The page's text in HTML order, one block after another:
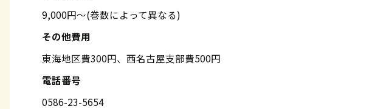
9,000円～(巻数によって異なる)
その他費用
東海地区費300円、西名古屋支部費500円
電話番号
0586-23-5654